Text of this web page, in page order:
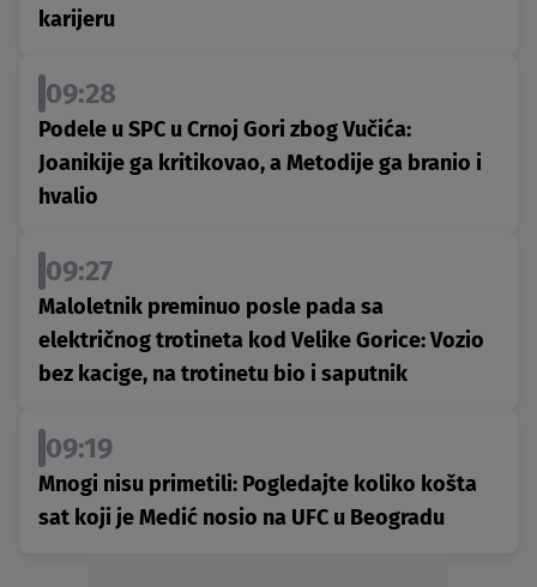
karijeru
09:28
Podele u SPC u Crnoj Gori zbog Vučića:
Joanikije ga kritikovao, a Metodije ga branio i
hvalio
09:27
Maloletnik preminuo posle pada sa
električnog trotineta kod Velike Gorice: Vozio
bez kacige, na trotinetu bio i saputnik
09:19
Mnogi nisu primetili: Pogledajte koliko košta
sat koji je Medić nosio na UFC u Beogradu